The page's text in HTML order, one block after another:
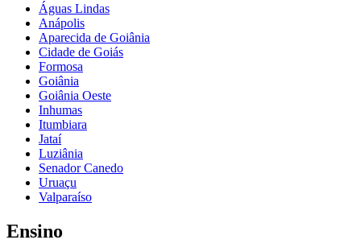
Águas Lindas
Anápolis
Aparecida de Goiânia
Cidade de Goiás
Formosa
Goiânia
Goiânia Oeste
Inhumas
Itumbiara
Jataí
Luziânia
Senador Canedo
Uruaçu
Valparaíso
Ensino